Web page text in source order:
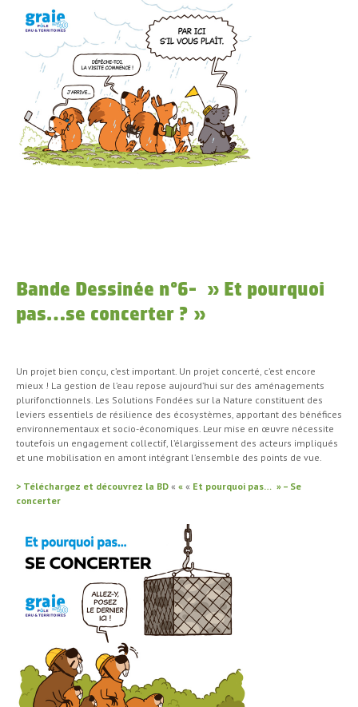
Bande Dessinée n°6- » Et pourquoi
pas…se concerter ? »
Un projet bien conçu, c’est important. Un projet concerté, c’est encore
mieux ! La gestion de l’eau repose aujourd’hui sur des aménagements
plurifonctionnels. Les Solutions Fondées sur la Nature constituent des
leviers essentiels de résilience des écosystèmes, apportant des bénéfices
environnementaux et socio-économiques. Leur mise en œuvre nécessite
toutefois un engagement collectif, l’élargissement des acteurs impliqués
et une mobilisation en amont intégrant l’ensemble des points de vue.
> Téléchargez et découvrez la BD « « « Et pourquoi pas… » – Se
concerter